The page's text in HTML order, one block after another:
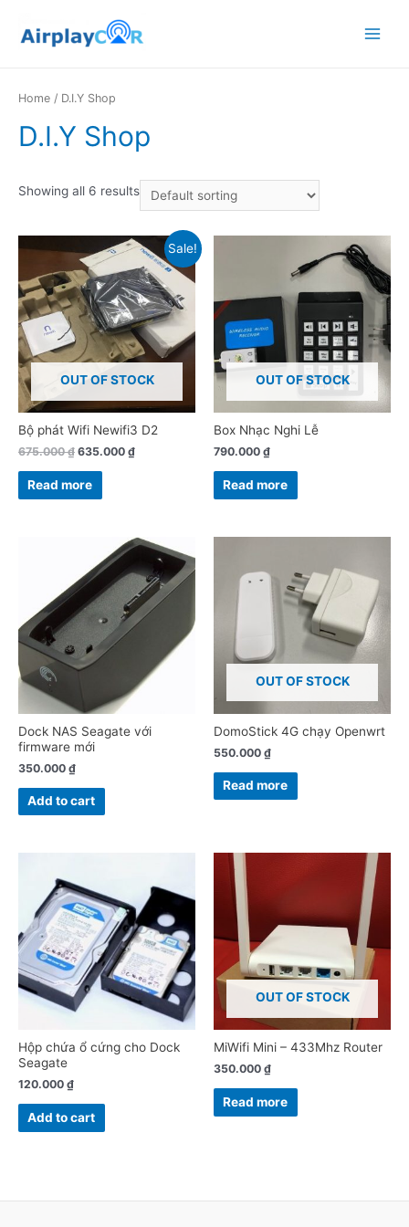
Home / D.I.Y Shop
D.I.Y Shop
Showing all 6 results
Sale!
OUT OF STOCK
Bộ phát Wifi Newifi3 D2
675.000₫ 635.000 ₫
Read more
OUT OF STOCK
Box Nhạc Nghi Lễ
790.000 ₫
Read more
Dock NAS Seagate với
firmware mới
350.000 ₫
Add to cart
OUT OF STOCK
DomoStick 4G chạy Openwrt
550.000 ₫
Read more
Hộp chứa ổ cứng cho Dock
Seagate
120.000 ₫
Add to cart
OUT OF STOCK
MiWifi Mini – 433Mhz Router
350.000 ₫
Read more